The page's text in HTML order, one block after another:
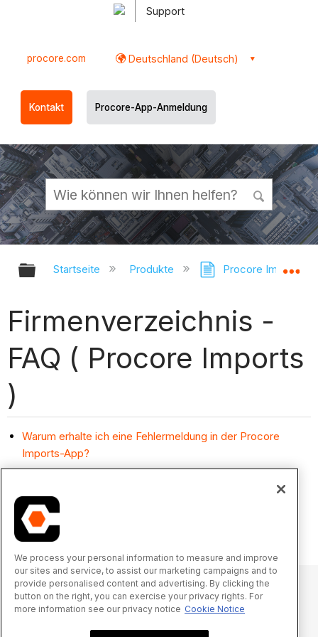
Support
procore.com Deutschland (Deutsch)
Kontakt Procore-App-Anmeldung
Globale Hierarchie auf- und
Startseite Produkte Procore Imports
Firmenverzeichnis -
FAQ ( Procore Imports
)
Warum erhalte ich eine Fehlermeldung in der Procore
Imports-App?
Was sind die Spaltenüberschriften-Updates in den
Kann ich Vorlagen für Berechtigungen auf mehrere
Benutzer gleichzeitig anwenden?
We process your personal information to measure and improve
our sites and service, to assist our marketing campaigns and to
provide personalised content and advertising. By clicking the
button on the right, you can exercise your privacy rights. For
more information see our privacy notice Cookie Notice